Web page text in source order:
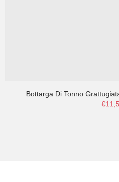
Bottarga Di Tonno